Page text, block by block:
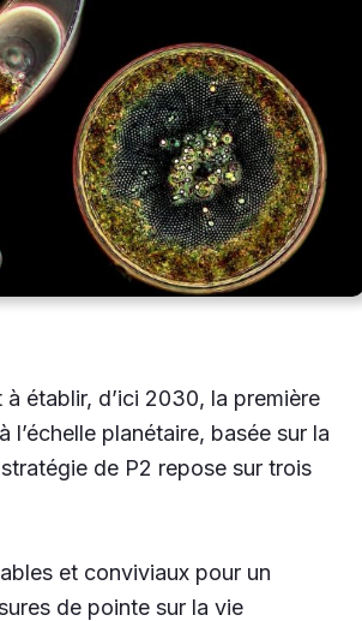
établir, d’ici 2030, la première
planétaire, basée sur la
de P2 repose sur trois
et conviviaux pour un
de pointe sur la vie